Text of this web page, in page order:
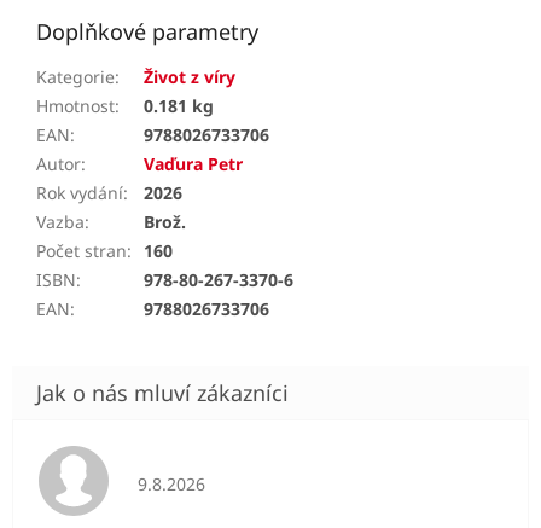
Doplňkové parametry
Kategorie:
Život z víry
Hmotnost:
0.181 kg
EAN:
9788026733706
Autor:
Vaďura Petr
Rok vydání:
2026
Vazba:
Brož.
Počet stran:
160
ISBN:
978-80-267-3370-6
EAN: 9788026733706
Hodnocení obchodu je 5 z 5 hvězdiček.
9.8.2026